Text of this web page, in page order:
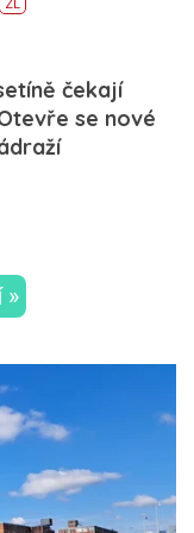
ZL
čekají
se nové
»